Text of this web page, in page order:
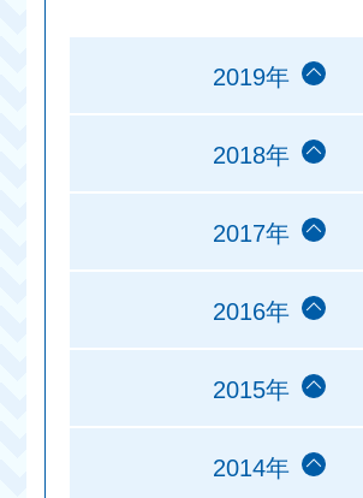
2019年
2018年
2017年
2016年
2015年
2014年